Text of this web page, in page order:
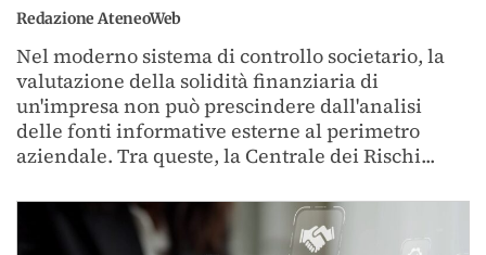
Redazione AteneoWeb
Nel moderno sistema di controllo societario, la
valutazione della solidità finanziaria di
un'impresa non può prescindere dall'analisi
delle fonti informative esterne al perimetro
aziendale. Tra queste, la Centrale dei Rischi...